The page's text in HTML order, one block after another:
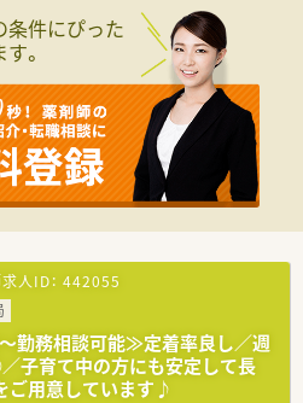
型ショッピングモールなどが近隣にあ
す。
条件にぴった
。
人ID： 442055
勤務相談可能≫定着率良し／週
子育て中の方にも安定して長
ご用意しています♪